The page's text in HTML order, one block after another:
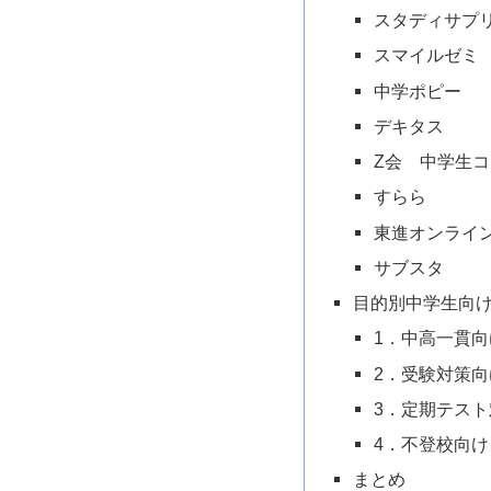
スタディサ
スマイルゼミ
中学ポピー
デキタス
Z会 中学生コ
すらら
東進オンラ
サブスタ
目的別中学生向
1．中高一貫
2．受験対策
3．定期テス
4．不登校向
まとめ